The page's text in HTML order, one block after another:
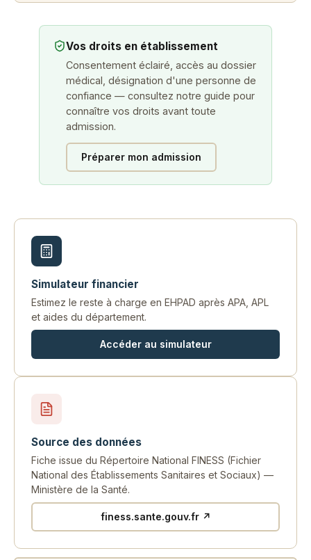
Vos droits en établissement
Consentement éclairé, accès au dossier
médical, désignation d'une personne de
confiance — consultez notre guide pour
connaître vos droits avant toute
admission.
Préparer mon admission
Simulateur financier
Estimez le reste à charge en EHPAD après APA, APL
et aides du département.
Accéder au simulateur
Source des données
Fiche issue du Répertoire National FINESS (Fichier
National des Établissements Sanitaires et Sociaux) —
Ministère de la Santé.
finess.sante.gouv.fr ↗